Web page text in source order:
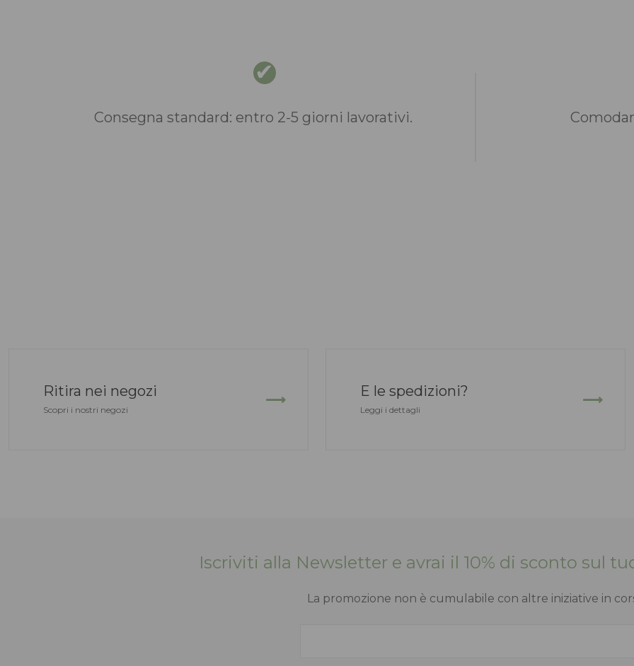
Consegna standard: entro 2-5 giorni lavorativi.
Ritira nei negozi
Scopri i nostri negozi
E le spedizioni?
Leggi i dettagli
Iscriviti alla Newsletter e avrai il 10% di sconto sul
La promozione non è cumulabile con altre iniziative in